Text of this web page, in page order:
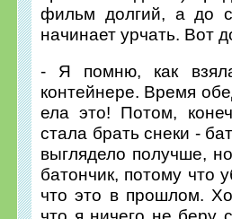
фильм долгий, а до
начинает урчать. Вот
- Я помню, как
контейнере. Время
ела это! Потом,
стала брать снеки -
выглядело получше,
батончик, потому что
что это в прошлом.